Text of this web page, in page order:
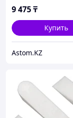
9 475₸
Купить
Astom.KZ